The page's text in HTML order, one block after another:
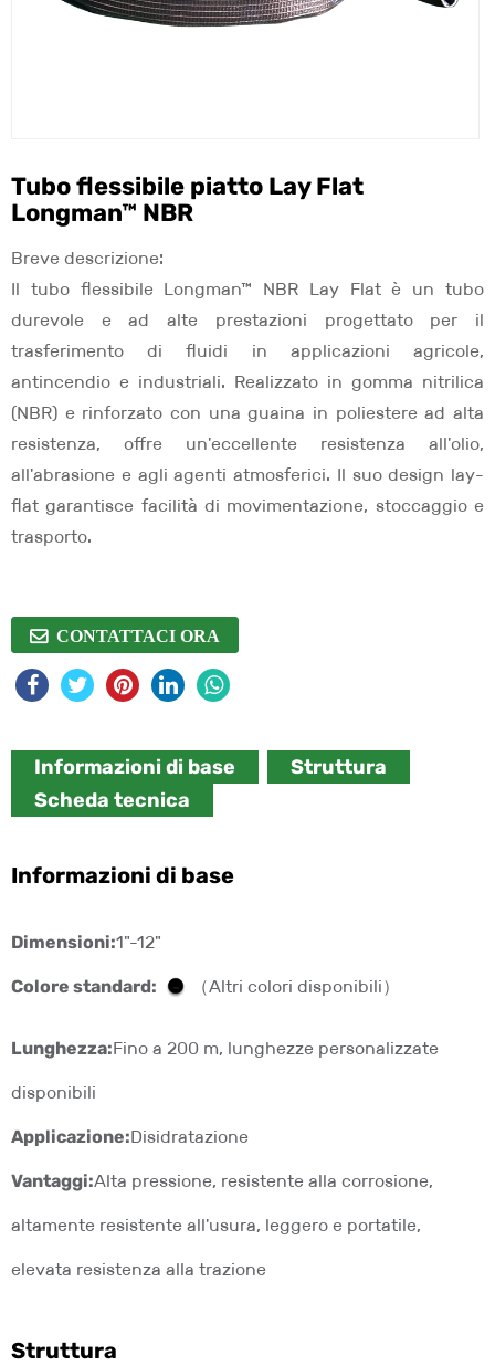
Tubo flessibile piatto Lay Flat
Longman™ NBR
Breve descrizione:
Il tubo flessibile Longman™ NBR Lay Flat è un tubo
durevole e ad alte prestazioni progettato per il
trasferimento di fluidi in applicazioni agricole,
antincendio e industriali. Realizzato in gomma nitrilica
(NBR) e rinforzato con una guaina in poliestere ad alta
resistenza, offre un'eccellente resistenza all'olio,
all'abrasione e agli agenti atmosferici. Il suo design lay-
flat garantisce facilità di movimentazione, stoccaggio e
trasporto.
CONTATTACI ORA
Informazioni di base
Struttura
Scheda tecnica
Informazioni di base
Dimensioni:1"-12"
Colore standard: （Altri colori disponibili）
Lunghezza:Fino a 200 m, lunghezze personalizzate
disponibili
Applicazione:Disidratazione
Vantaggi:Alta pressione, resistente alla corrosione,
altamente resistente all'usura, leggero e portatile,
elevata resistenza alla trazione
Struttura